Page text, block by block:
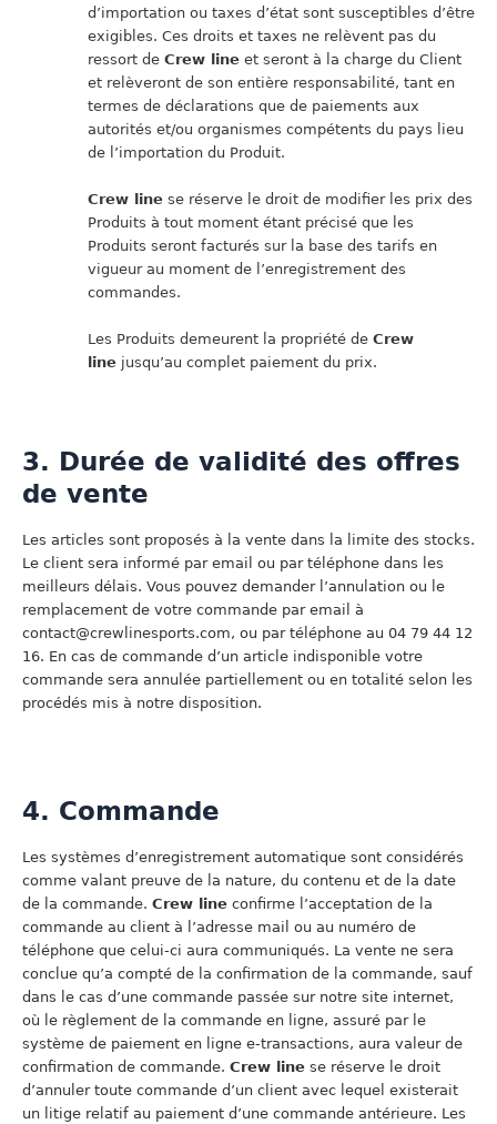
d’importation ou taxes d’état sont susceptibles d’être
exigibles. Ces droits et taxes ne relèvent pas du
ressort deCrew line et seront à la charge du Client
et relèveront de son entière responsabilité, tant en
termes de déclarations que de paiements aux
autorités et/ou organismes compétents du pays lieu
de l’importation du Produit.
Crew line se réserve le droit de modifier les prix des
Produits à tout moment étant précisé que les
Produits seront facturés sur la base des tarifs en
vigueur au moment de l’enregistrement des
commandes.
Les Produits demeurent la propriété deCrew
line jusqu’au complet paiement du prix.
3. Durée de validité des offres
de vente
Les articles sont proposés à la vente dans la limite des stocks.
Le client sera informé par email ou par téléphone dans les
meilleurs délais. Vous pouvez demander l’annulation ou le
remplacement de votre commande par email à
contact@crewlinesports.com, ou par téléphone au 04 79 44 12
16. En cas de commande d’un article indisponible votre
commande sera annulée partiellement ou en totalité selon les
procédés mis à notre disposition.
4. Commande
Les systèmes d’enregistrement automatique sont considérés
comme valant preuve de la nature, du contenu et de la date
de la commande. Crew lineconfirme l’acceptation de la
commande au client à l’adresse mail ou au numéro de
téléphone que celui-ci aura communiqués. La vente ne sera
conclue qu’a compté de la confirmation de la commande, sauf
dans le cas d’une commande passée sur notre site internet,
où le règlement de la commande en ligne, assuré par le
système de paiement en ligne e-transactions, aura valeur de
confirmation de commande. Crew linese réserve le droit
d’annuler toute commande d’un client avec lequel existerait
un litige relatif au paiement d’une commande antérieure. Les